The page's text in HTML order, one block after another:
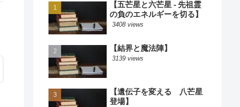
【五芒星と六芒星 - 先祖霊
の負のエネルギーを切る】
3408 views
【結界と魔法陣】
3139 views
【遺伝子を変える 八芒星
登場】